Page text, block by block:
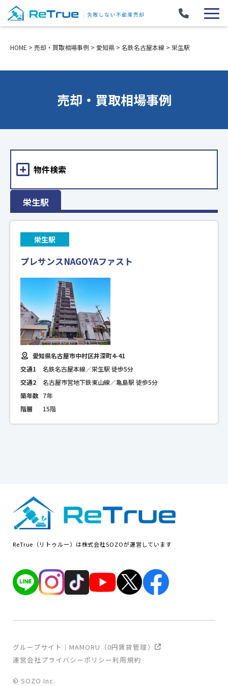
HOME > 売却・買取相場事例 > 愛知県 > 名鉄名古屋本線 > 栄生駅
売却・買取相場事例
栄生駅
栄生駅
プレサンスNAGOYAファスト
愛知県名古屋市中村区井深町4-41
交通1
名鉄名古屋本線／栄生駅 徒歩5分
交通2
名古屋市営地下鉄東山線／亀島駅 徒歩5分
築年数 7年
階層
15階
物件検索
ReTrue（リトゥルー）は株式会社SOZOが運営しています
運営会社プライバシーポリシー利用規約
グループサイト｜MAMORU（0円賃貸管理）
© SOZO Inc.